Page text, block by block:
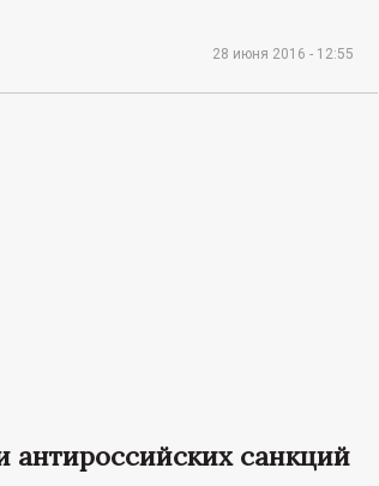
28 июня 2016 - 12:55
антироссийских санкций